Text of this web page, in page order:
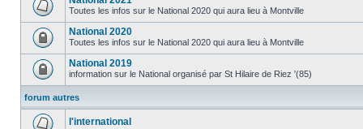
Toutes les infos sur le National 2020 qui aura lieu à Montville
National 2020
Toutes les infos sur le National 2020 qui aura lieu à Montville
National 2019
information sur le National organisé par St Hilaire de Riez '(85)
forum autres
l'international